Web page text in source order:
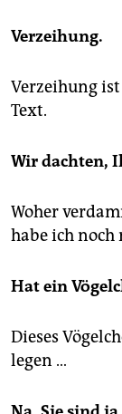
Verzeihung.
Verzeihung
Text.
Wir dachten,
Woher
habe ich
Hat ein
Dieses
legen …